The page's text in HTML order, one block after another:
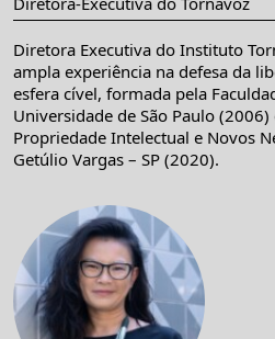
Diretora Executiva do Instituto
ampla experiência na defesa da
esfera cível, formada pela
Universidade de São Paulo
Propriedade Intelectual e Novos
Getúlio Vargas – SP (2020).